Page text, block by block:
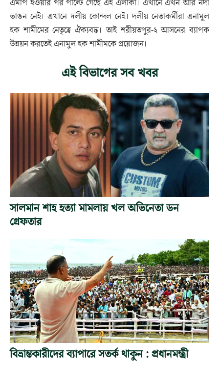
এমপি হওয়ার পর পাল্টে গেছে এই এলাকা। এখানে এখন আর নদী
ভাঙন নেই। এখানে দলীয় কোন্দল নেই। দলীয় নেতাকর্মীরা এনামুল
হক শামীমের নেতৃত্বে ঐক্যবদ্ধ। তাই শরীয়তপুর-২ আসনের ব্যাপক
উন্নয়ন করতেই এনামুল হক শামীমকে প্রয়োজন।
এই বিভাগের সব খবর
সালমান শাহ হত্যা মামলায় খল অভিনেতা ডন
গ্রেফতার
বিভ্রান্তকারীদের ব্যাপারে সতর্ক থাকুন : প্রধানমন্ত্রী